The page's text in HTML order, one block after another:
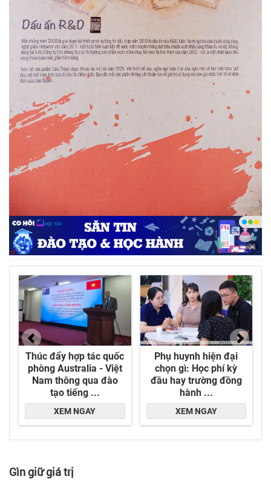
Các dấu ấn đặc biệt của thương hiệu được xuất hiện
tại nhà triển lãm - Ảnh: DNCC
Gìn giữ giá trị